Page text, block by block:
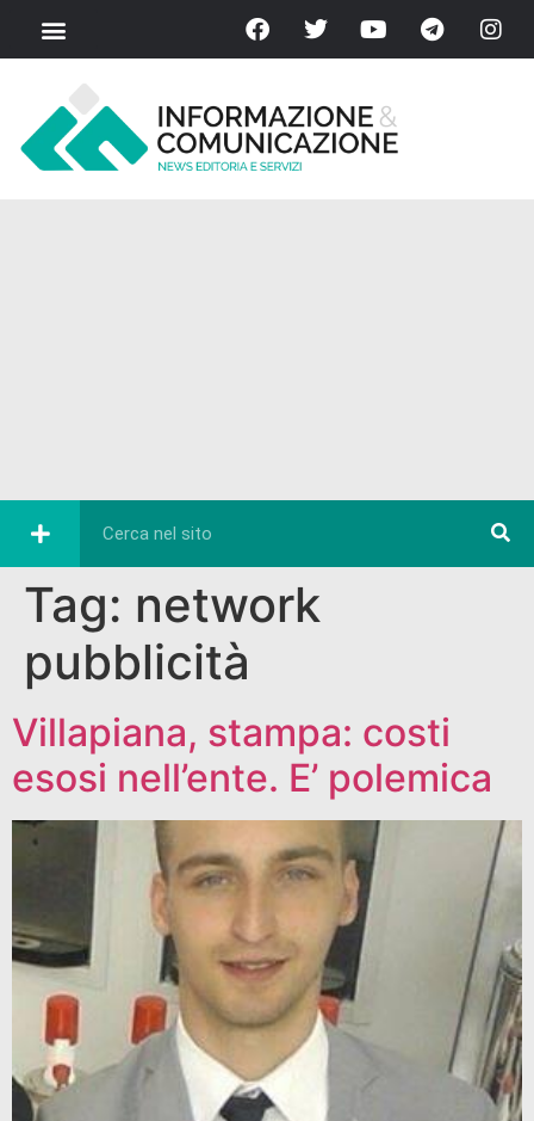
Tag: network
pubblicità
Villapiana, stampa: costi
esosi nell’ente. E’ polemica